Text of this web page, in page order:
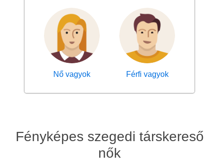
Nő vagyok Férfi vagyok
Fényképes szegedi társkereső
nők